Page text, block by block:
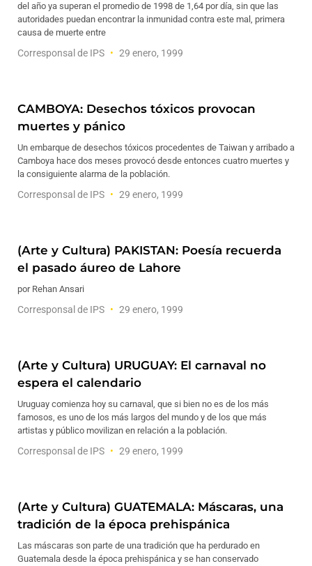
del año ya superan el promedio de 1998 de 1,64 por día, sin que las
autoridades puedan encontrar la inmunidad contra este mal, primera
causa de muerte entre
Corresponsal de IPS 29 enero, 1999
CAMBOYA: Desechos tóxicos provocan
muertes y pánico
Un embarque de desechos tóxicos procedentes de Taiwan y arribado a
Camboya hace dos meses provocó desde entonces cuatro muertes y
la consiguiente alarma de la población.
Corresponsal de IPS 29 enero, 1999
(Arte y Cultura) PAKISTAN: Poesía recuerda
el pasado áureo de Lahore
por Rehan Ansari
Corresponsal de IPS 29 enero, 1999
(Arte y Cultura) URUGUAY: El carnaval no
espera el calendario
Uruguay comienza hoy su carnaval, que si bien no es de los más
famosos, es uno de los más largos del mundo y de los que más
artistas y público movilizan en relación a la población.
Corresponsal de IPS 29 enero, 1999
(Arte y Cultura) GUATEMALA: Máscaras, una
tradición de la época prehispánica
Las máscaras son parte de una tradición que ha perdurado en
Guatemala desde la época prehispánica y se han conservado